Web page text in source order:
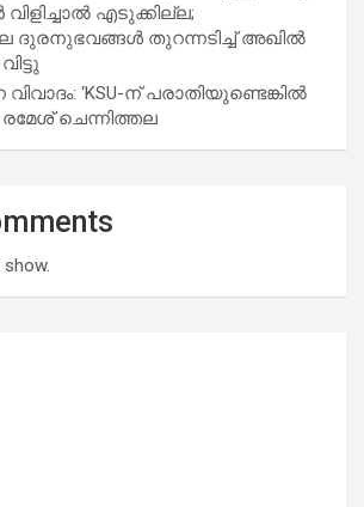
എടുക്കില്ല;
ദുരനുഭവങ്ങള്‍ തുറന്നടിച്ച് അഖില്‍
‘KSU-ന് പരാതിയുണ്ടെങ്കിൽ
രമേശ് ചെന്നിത്തല